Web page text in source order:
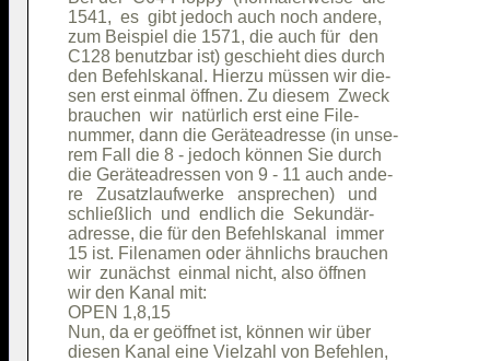
1541,  es  gibt jedoch auch noch andere,
zum Beispiel die 1571, die auch für  den
C128 benutzbar ist) geschieht dies durch
den Befehlskanal. Hierzu müssen wir die-
sen erst einmal öffnen. Zu diesem  Zweck
brauchen  wir  natürlich erst eine File-
nummer, dann die Geräteadresse (in unse-
rem Fall die 8 - jedoch können Sie durch
die Geräteadressen von 9 - 11 auch ande-
re   Zusatzlaufwerke   ansprechen)   und
schließlich  und  endlich die  Sekundär-
adresse, die für den Befehlskanal  immer
15 ist. Filenamen oder ähnlichs brauchen
wir  zunächst  einmal nicht, also öffnen
wir den Kanal mit:
OPEN 1,8,15
Nun, da er geöffnet ist, können wir über
diesen Kanal eine Vielzahl von Befehlen,